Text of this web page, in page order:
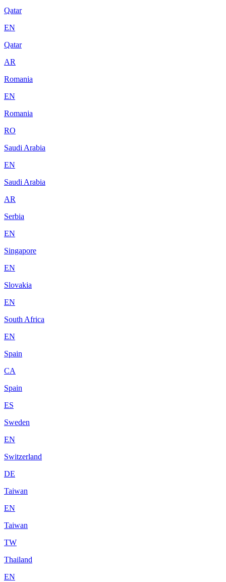
Qatar
EN
Qatar
AR
Romania
EN
Romania
RO
Saudi Arabia
EN
Saudi Arabia
AR
Serbia
EN
Singapore
EN
Slovakia
EN
South Africa
EN
Spain
CA
Spain
ES
Sweden
EN
Switzerland
DE
Taiwan
EN
Taiwan
TW
Thailand
EN